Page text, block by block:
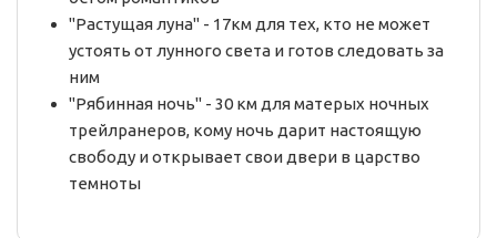
"Растущая луна" - 17км для тех, кто не может
устоять от лунного света и готов следовать за
ним
"Рябинная ночь" - 30 км для матерых ночных
трейлранеров, кому ночь дарит настоящую
свободу и открывает свои двери в царство
темноты